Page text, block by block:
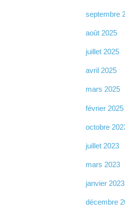
septembre
août 2025
juillet 2025
avril 2025
mars 2025
février 2025
octobre
juillet 2023
mars 2023
janvier 2023
décembre